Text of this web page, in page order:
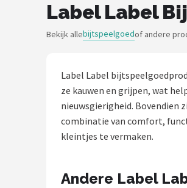
Merken
Speelgoed
Knuffel Cadeaus
Blokken
Label Label
Bekijk allebijtspeelgoedof andere
Label Label
ze kauwen en grijpen, wat
nieuwsgierigheid. Bovendien
combinatie van comfort,
kleintjes te vermaken.
Andere Label